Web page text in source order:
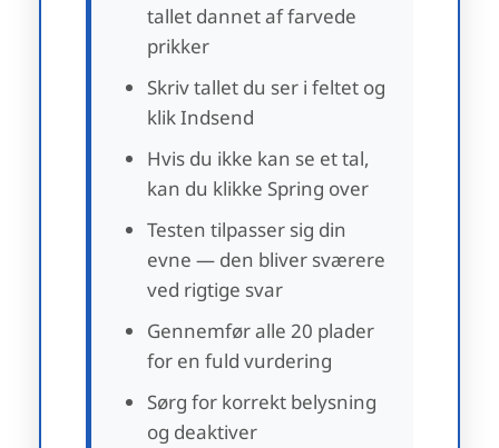
tallet dannet af farvede
prikker
Skriv tallet du ser i feltet og
klik Indsend
Hvis du ikke kan se et tal,
kan du klikke Spring over
Testen tilpasser sig din
evne — den bliver sværere
ved rigtige svar
Gennemfør alle 20 plader
for en fuld vurdering
Sørg for korrekt belysning
og deaktiver